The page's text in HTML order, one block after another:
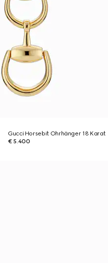
Gucci Horsebit Ohrhänger 18 Karat
€ 5.400